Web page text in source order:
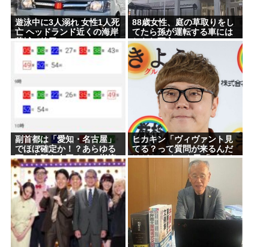
【週刊フジ】減税反対結構 ならば石破と河野は離
党してケジメをつけろ
【岡山】ネット販売で捕まった男、シャインマスカ
ット盗難の手口
「そば（うどん）+いなり寿司」ってセットをあまり
食わなくなった理由。
ラーメン二郎「もう食わない？ さっきは食べれるっ
て言ったじゃねーか！」（ヽ´ん`）「」 反論できる？
Powered by livedoor 相互RSS
遊泳中に3人溺れ 女性1人死
亡 ヘッドランド近くの海岸
茨城・鉾田
88歳女性、庭の草取りをし
てたら孫が運転する車には
ねられ死亡
副首都は「愛知・名古屋」
でほぼ確定か！？あらゆる
面で大阪を上回るとの指摘
も
ヒカキン「ヴィヴァント見
てる？って質問が来るんだ
けど…」 ネット民「プーク
スクスw」 ヒカキン